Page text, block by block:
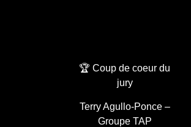
🏆 Coup de coeur du
jury
Terry Agullo-Ponce –
Groupe TAP